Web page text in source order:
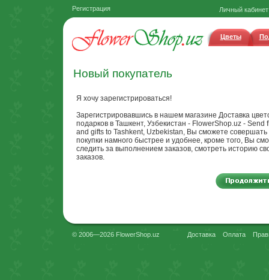
Регистрация Личный кабинет
Цветы
Новый покупатель
Я хочу зарегистрироваться!
Зарегистрировавшись в нашем магазине Доставка
подарков в Ташкент, Узбекистан - FlowerShop.uz - Send
and gifts to Tashkent, Uzbekistan, Вы сможете совершать
покупки намного быстрее и удобнее, кроме того, Вы
следить за выполнением заказов, смотреть историю
заказов.
© 2006—2026 FlowerShop.uz Доставка Оплата